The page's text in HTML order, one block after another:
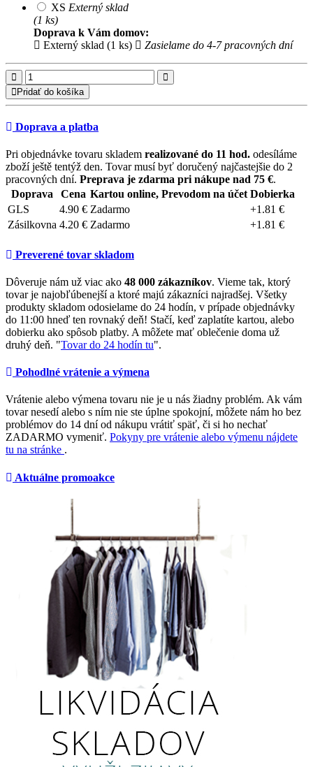
XS Externý sklad
(1 ks)
Doprava k Vám domov:
Externý sklad (1 ks)
Zasielame do 4-7 pracovných dní
Pridať do košíka
Doprava a platba
Pri objednávke tovaru skladem realizované do 11 hod. odesíláme
zboží ještě tentýž den. Tovar musí byť doručený najčastejšie do 2
pracovných dní. Preprava je zdarma pri nákupe nad 75 €.
Doprava
Cena Kartou online, Prevodom na účet Dobierka
GLS
4.90 € Zadarmo
+1.81 €
Zásilkovna 4.20 € Zadarmo +1.81 €
Preverené tovar skladom
Dôveruje nám už viac ako 48 000 zákazníkov. Vieme tak, ktorý
tovar je najobľúbenejší a ktoré majú zákazníci najradšej. Všetky
produkty skladom odosielame do 24 hodín, v prípade objednávky
do 11:00 hneď ten rovnaký deň! Stačí, keď zaplatíte kartou, alebo
dobierku ako spôsob platby. A môžete mať oblečenie doma už
druhý deň. "Tovar do 24 hodín tu".
Pohodlné vrátenie a výmena
Vrátenie alebo výmena tovaru nie je u nás žiadny problém. Ak vám
tovar nesedí alebo s ním nie ste úplne spokojní, môžete nám ho bez
problémov do 14 dní od nákupu vrátiť späť, či si ho nechať
ZADARMO vymeniť. Pokyny pre vrátenie alebo výmenu nájdete
tu na stránke .
Aktuálne promoakce